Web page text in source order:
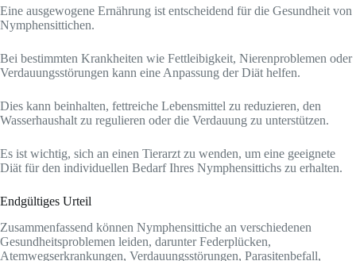
Eine ausgewogene Ernährung ist entscheidend für die Gesundheit von
Nymphensittichen.
Bei bestimmten Krankheiten wie Fettleibigkeit, Nierenproblemen oder
Verdauungsstörungen kann eine Anpassung der Diät helfen.
Dies kann beinhalten, fettreiche Lebensmittel zu reduzieren, den
Wasserhaushalt zu regulieren oder die Verdauung zu unterstützen.
Es ist wichtig, sich an einen Tierarzt zu wenden, um eine geeignete
Diät für den individuellen Bedarf Ihres Nymphensittichs zu erhalten.
Endgültiges Urteil
Zusammenfassend können Nymphensittiche an verschiedenen
Gesundheitsproblemen leiden, darunter Federplücken,
Atemwegserkrankungen, Verdauungsstörungen, Parasitenbefall,